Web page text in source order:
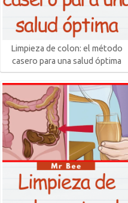
Limpieza de colon: el método
casero para una salud óptima